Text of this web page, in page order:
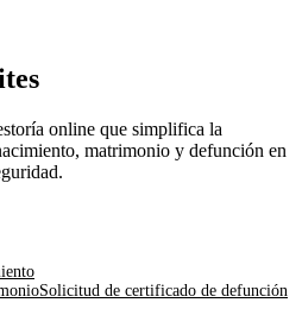
online que simplifica la
matrimonio y defunción en
Solicitud de certificado de defunción